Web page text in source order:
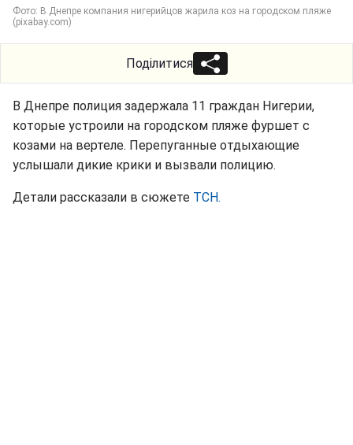
Фото: В Днепре компания нигерийцов жарила коз на городском пляже
(pixabay.com)
Поділитися
В Днепре полиция задержала 11 граждан Нигерии,
которые устроили на городском пляже фуршет с
козами на вертеле. Перепуганные отдыхающие
услышали дикие крики и вызвали полицию.
Детали рассказали в сюжете ТСН.